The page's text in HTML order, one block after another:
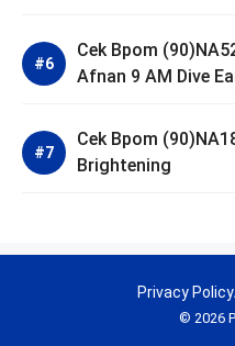
Cek Bpom
Afnan 9 AM Dive
Cek Bpom
Brightening
© 2026
Privacy Policy